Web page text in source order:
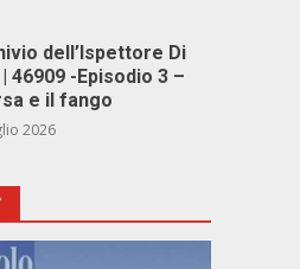
dell’Ispettore Di
46909 -Episodio 3 –
e il fango
2026